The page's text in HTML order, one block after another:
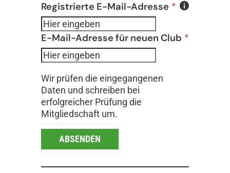
Registrierte E-Mail-Adresse *
E-Mail-Adresse für neuen Club *
Wir prüfen die eingegangenen
Daten und schreiben bei
erfolgreicher Prüfung die
Mitgliedschaft um.
ABSENDEN